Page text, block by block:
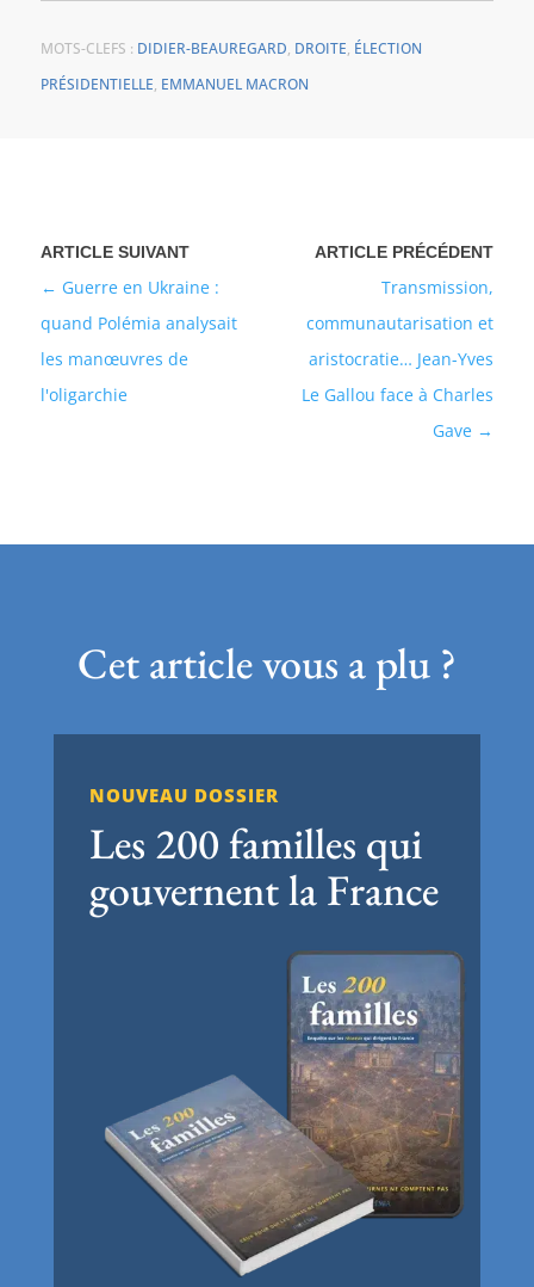
MOTS-CLEFS : DIDIER-BEAUREGARD, DROITE, ÉLECTION
PRÉSIDENTIELLE, EMMANUEL MACRON
Transmission,
communautarisation et
aristocratie… Jean-Yves
Le Gallou face à Charles
Gave
Guerre en Ukraine :
quand Polémia analysait
les manœuvres de
l'oligarchie
Cet article vous a plu ?
NOUVEAU DOSSIER
Les 200 familles qui
gouvernent la France